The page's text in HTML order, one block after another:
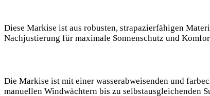
Diese Markise ist aus robusten, strapazierfähigen
Nachjustierung für maximale Sonnenschutz und
Die Markise ist mit einer wasserabweisenden und
manuellen Windwächtern bis zu selbstausgleichenden